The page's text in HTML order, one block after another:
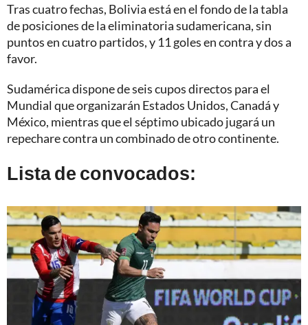
Tras cuatro fechas, Bolivia está en el fondo de la tabla
de posiciones de la eliminatoria sudamericana, sin
puntos en cuatro partidos, y 11 goles en contra y dos a
favor.
Sudamérica dispone de seis cupos directos para el
Mundial que organizarán Estados Unidos, Canadá y
México, mientras que el séptimo ubicado jugará un
repechare contra un combinado de otro continente.
Lista de convocados: